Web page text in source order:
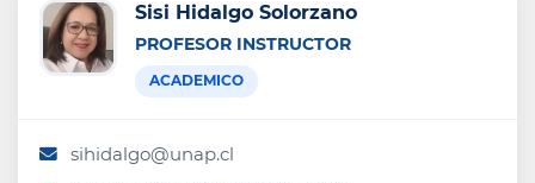
Sisi Hidalgo Solorzano
PROFESOR INSTRUCTOR
ACADEMICO
sihidalgo@unap.cl